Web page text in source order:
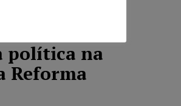
e
política na
Reforma